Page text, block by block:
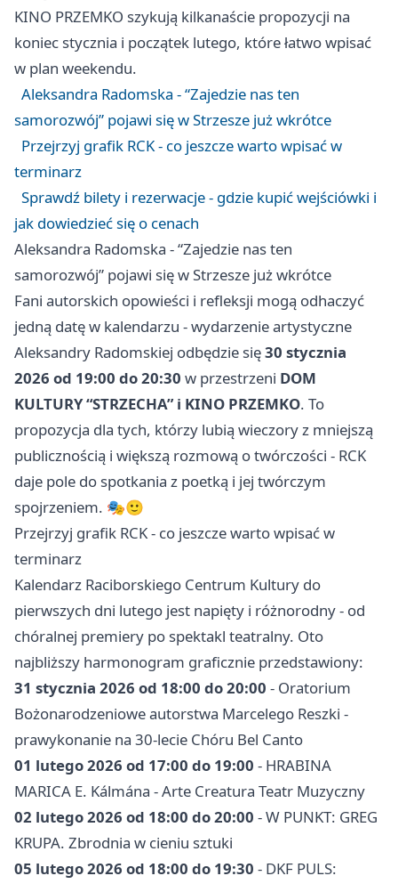
KINO PRZEMKO szykują kilkanaście propozycji na
koniec stycznia i początek lutego, które łatwo wpisać
w plan weekendu.
Aleksandra Radomska - “Zajedzie nas ten
samorozwój” pojawi się w Strzesze już wkrótce
Przejrzyj grafik RCK - co jeszcze warto wpisać w
terminarz
Sprawdź bilety i rezerwacje - gdzie kupić wejściówki i
jak dowiedzieć się o cenach
Aleksandra Radomska - “Zajedzie nas ten
samorozwój” pojawi się w Strzesze już wkrótce
Fani autorskich opowieści i refleksji mogą odhaczyć
jedną datę w kalendarzu - wydarzenie artystyczne
Aleksandry Radomskiej odbędzie się30 stycznia
2026 od 19:00 do 20:30 w przestrzeni DOM
KULTURY “STRZECHA” i KINO PRZEMKO. To
propozycja dla tych, którzy lubią wieczory z mniejszą
publicznością i większą rozmową o twórczości - RCK
daje pole do spotkania z poetką i jej twórczym
spojrzeniem. 🎭🙂
Przejrzyj grafik RCK - co jeszcze warto wpisać w
terminarz
Kalendarz Raciborskiego Centrum Kultury do
pierwszych dni lutego jest napięty i różnorodny - od
chóralnej premiery po spektakl teatralny. Oto
najbliższy harmonogram graficznie przedstawiony:
31 stycznia 2026 od 18:00 do 20:00 - Oratorium
Bożonarodzeniowe autorstwa Marcelego Reszki -
prawykonanie na 30-lecie Chóru Bel Canto
01 lutego 2026 od 17:00 do 19:00 - HRABINA
MARICA E. Kálmána - Arte Creatura Teatr Muzyczny
02 lutego 2026 od 18:00 do 20:00 - W PUNKT: GREG
KRUPA. Zbrodnia w cieniu sztuki
05 lutego 2026 od 18:00 do 19:30 - DKF PULS: